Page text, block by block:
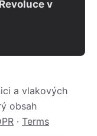
v
a vlakových
obsah
· Terms